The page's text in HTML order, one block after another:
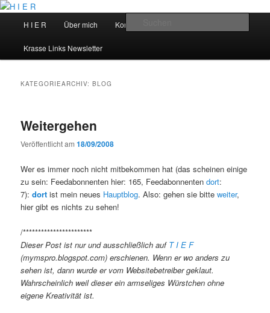
Zum
springen
Zum
springenH I E R
H I E R Über mich Kontakt
Krasse Links Newsletter
KATEGORIEARCHIV:BLOG
Weitergehen
Veröffentlicht am18/09/2008
Wer es immer noch nicht mitbekommen hat (das scheinen einige
zu sein: Feedabonnenten hier: 165, Feedabonnentendort:
7):dort ist mein neues Hauptblog. Also: gehen sie bitteweiter,
hier gibt es nichts zu sehen!
/***********************
Dieser Post ist nur und ausschließlich auf T I E F
(mymspro.blogspot.com) erschienen. Wenn er wo anders zu
sehen ist, dann wurde er vom Websitebetreiber geklaut.
Wahrscheinlich weil dieser ein armseliges Würstchen ohne
eigene Kreativität ist.